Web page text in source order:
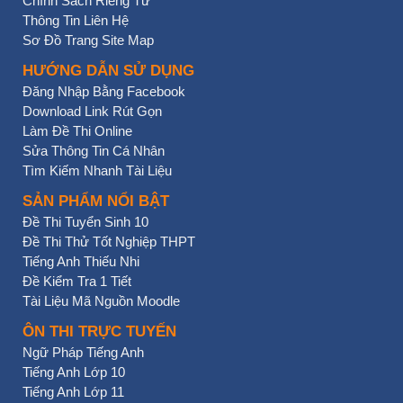
Thông Tin Liên Hệ
Sơ Đồ Trang Site Map
HƯỚNG DẪN SỬ DỤNG
Đăng Nhập Bằng Facebook
Download Link Rút Gọn
Làm Đề Thi Online
Sửa Thông Tin Cá Nhân
Tìm Kiếm Nhanh Tài Liệu
SẢN PHẨM NỔI BẬT
Đề Thi Tuyển Sinh 10
Đề Thi Thử Tốt Nghiệp THPT
Tiếng Anh Thiếu Nhi
Đề Kiểm Tra 1 Tiết
Tài Liệu Mã Nguồn Moodle
ÔN THI TRỰC TUYẾN
Ngữ Pháp Tiếng Anh
Tiếng Anh Lớp 10
Tiếng Anh Lớp 11